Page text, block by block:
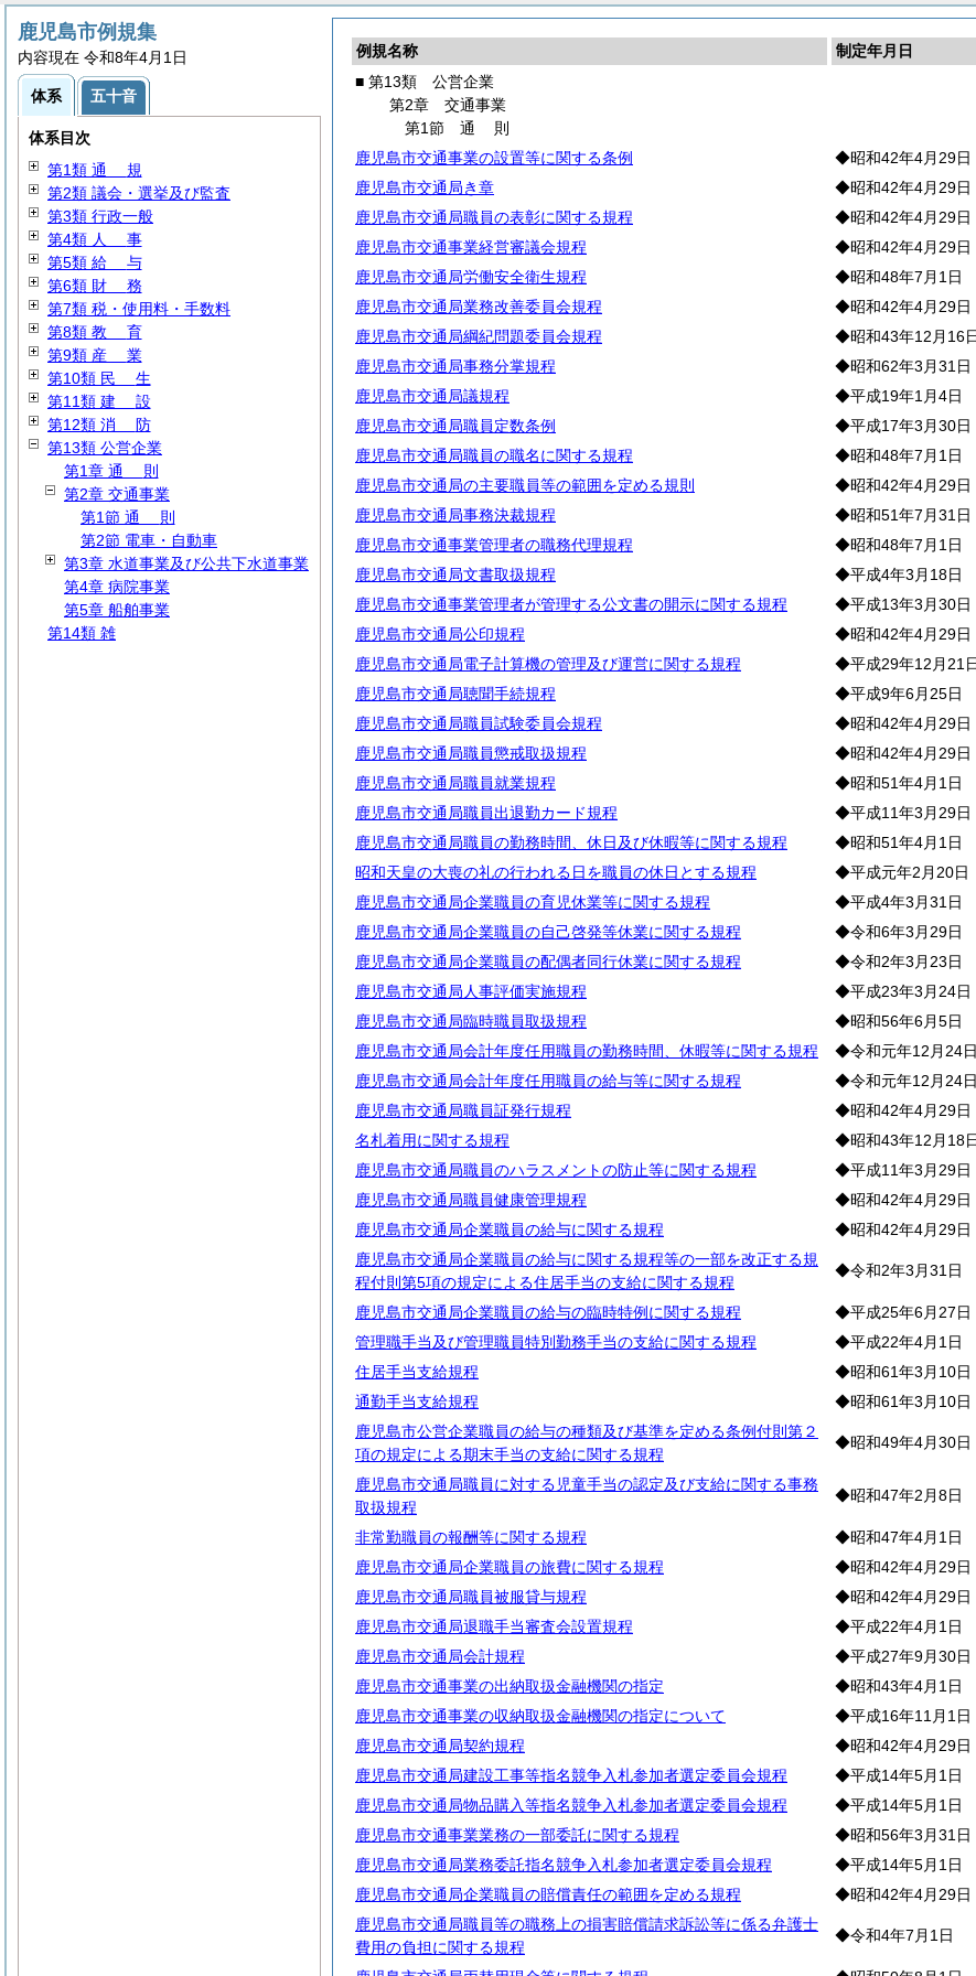
例規名称 制定年月日
■ 第13類 公営企業
第2章 交通事業
第1節 通 則
鹿児島市交通事業の設置等に関する条例
◆昭和42年4月29日
鹿児島市交通局き章
◆昭和42年4月29日
鹿児島市交通局職員の表彰に関する規程
◆昭和42年4月29日
鹿児島市交通事業経営審議会規程
◆昭和42年4月29日
鹿児島市交通局労働安全衛生規程
◆昭和48年7月1日
鹿児島市交通局業務改善委員会規程
◆昭和42年4月29日
鹿児島市交通局綱紀問題委員会規程
◆昭和43年12月16
鹿児島市交通局事務分掌規程
◆昭和62年3月31日
鹿児島市交通局議規程
◆平成19年1月4日
鹿児島市交通局職員定数条例
◆平成17年3月30日
鹿児島市交通局職員の職名に関する規程
◆昭和48年7月1日
鹿児島市交通局の主要職員等の範囲を定める規則
◆昭和42年4月29日
鹿児島市交通局事務決裁規程
◆昭和51年7月31日
鹿児島市交通事業管理者の職務代理規程
◆昭和48年7月1日
鹿児島市交通局文書取扱規程
◆平成4年3月18日
鹿児島市交通事業管理者が管理する公文書の開示に関する規程
◆平成13年3月30日
鹿児島市交通局公印規程
◆昭和42年4月29日
鹿児島市交通局電子計算機の管理及び運営に関する規程
◆平成29年12月21
鹿児島市交通局聴聞手続規程
◆平成9年6月25日
鹿児島市交通局職員試験委員会規程
◆昭和42年4月29日
鹿児島市交通局職員懲戒取扱規程
◆昭和42年4月29日
鹿児島市交通局職員就業規程
◆昭和51年4月1日
鹿児島市交通局職員出退勤カード規程
◆平成11年3月29日
鹿児島市交通局職員の勤務時間、休日及び休暇等に関する規程
◆昭和51年4月1日
昭和天皇の大喪の礼の行われる日を職員の休日とする規程
◆平成元年2月20日
鹿児島市交通局企業職員の育児休業等に関する規程
◆平成4年3月31日
鹿児島市交通局企業職員の自己啓発等休業に関する規程
◆令和6年3月29日
鹿児島市交通局企業職員の配偶者同行休業に関する規程
◆令和2年3月23日
鹿児島市交通局人事評価実施規程
◆平成23年3月24日
鹿児島市交通局臨時職員取扱規程
◆昭和56年6月5日
鹿児島市交通局会計年度任用職員の勤務時間、休暇等に関する規程
◆令和元年12月24日
鹿児島市交通局会計年度任用職員の給与等に関する規程
◆令和元年12月24日
鹿児島市交通局職員証発行規程
◆昭和42年4月29日
名札着用に関する規程
◆昭和43年12月18
鹿児島市交通局職員のハラスメントの防止等に関する規程
◆平成11年3月29日
鹿児島市交通局職員健康管理規程
◆昭和42年4月29日
鹿児島市交通局企業職員の給与に関する規程
◆昭和42年4月29日
鹿児島市交通局企業職員の給与に関する規程等の一部を改正する規
程付則第5項の規定による住居手当の支給に関する規程
◆令和2年3月31日
鹿児島市交通局企業職員の給与の臨時特例に関する規程 ◆平成25年6月27日
管理職手当及び管理職員特別勤務手当の支給に関する規程
◆平成22年4月1日
住居手当支給規程
◆昭和61年3月10日
通勤手当支給規程
◆昭和61年3月10日
鹿児島市公営企業職員の給与の種類及び基準を定める条例付則第２
項の規定による期末手当の支給に関する規程
◆昭和49年4月30日
鹿児島市交通局職員に対する児童手当の認定及び支給に関する事務
取扱規程
◆昭和47年2月8日
非常勤職員の報酬等に関する規程 ◆昭和47年4月1日
鹿児島市交通局企業職員の旅費に関する規程
◆昭和42年4月29日
鹿児島市交通局職員被服貸与規程
◆昭和42年4月29日
鹿児島市交通局退職手当審査会設置規程
◆平成22年4月1日
鹿児島市交通局会計規程
◆平成27年9月30日
鹿児島市交通事業の出納取扱金融機関の指定
◆昭和43年4月1日
鹿児島市交通事業の収納取扱金融機関の指定について
◆平成16年11月1日
鹿児島市交通局契約規程
◆昭和42年4月29日
鹿児島市交通局建設工事等指名競争入札参加者選定委員会規程
◆平成14年5月1日
鹿児島市交通局物品購入等指名競争入札参加者選定委員会規程
◆平成14年5月1日
鹿児島市交通事業業務の一部委託に関する規程
◆昭和56年3月31日
鹿児島市交通局業務委託指名競争入札参加者選定委員会規程
◆平成14年5月1日
鹿児島市交通局企業職員の賠償責任の範囲を定める規程
◆昭和42年4月29日
鹿児島市交通局職員等の職務上の損害賠償請求訴訟等に係る弁護士
費用の負担に関する規程
◆令和4年7月1日
鹿児島市例規集
内容現在 令和8年4月1日
体系 五十音
体系目次
第1類 通 規
第2類 議会・選挙及び監査
第3類 行政一般
第4類 人 事
第5類 給 与
第6類 財 務
第7類 税・使用料・手数料
第8類 教 育
第9類 産 業
第10類 民 生
第11類 建 設
第12類 消 防
第13類 公営企業
第1章 通 則
第2章 交通事業
第1節 通 則
第2節 電車・自動車
第3章 水道事業及び公共下水道事業
第4章 病院事業
第5章 船舶事業
第14類 雑